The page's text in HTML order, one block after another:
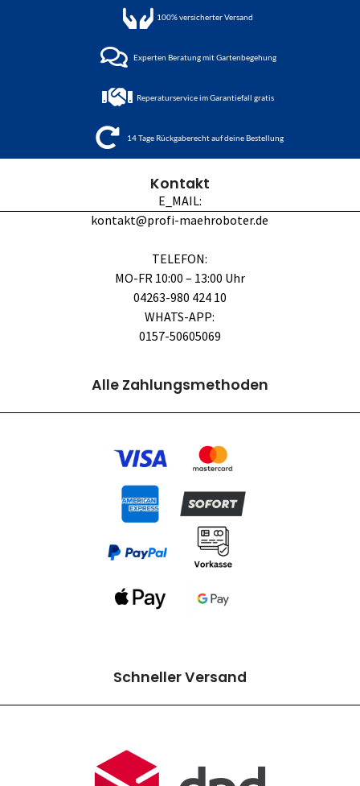
100%versicherter Versand
Experten Beratung mit Gartenbegehung
Reperaturservice im Garantiefall gratis
14 Tage Rückgaberecht auf deine Bestellung
Kontakt
E_MAIL:
kontakt@profi-maehroboter.de
TELEFON:
MO-FR 10:00 – 13:00 Uhr
04263-980 424 10
WHATS-APP:
0157-50605069
Alle Zahlungsmethoden
Schneller Versand